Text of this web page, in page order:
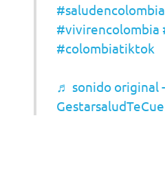
#saludencolombia
#vivirencolombia
#colombiatiktok
♬ sonido original -